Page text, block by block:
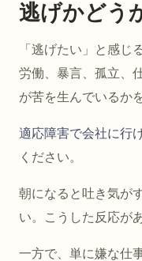
逃げかどう
「逃げたい」と感
労働、暴言、孤立、
が苦を生んでいるか
適応障害で会社に行
ください。
朝になると吐き気が
い。こうした反応が
一方で、単に嫌な仕